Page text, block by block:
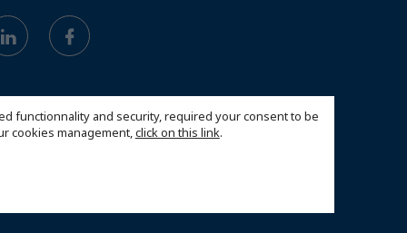
functionnality and security, required your consent to be
cookies management,click on this link.